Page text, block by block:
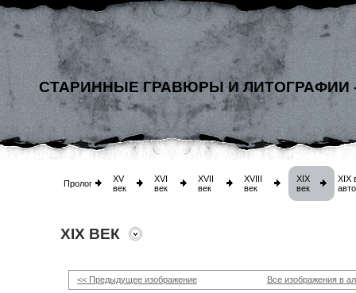
СТАРИННЫЕ ГРАВЮРЫ И ЛИТОГРАФИИ
Пролог
XV
век
XVI
век
XVII
век
XVIII
век
XIX
век
XIX
XIX ВЕК
<< Предыдущее изображение Все изображения в